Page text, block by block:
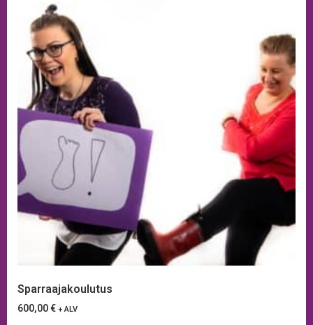
Sparraajakoulutus
600,00€ + ALV